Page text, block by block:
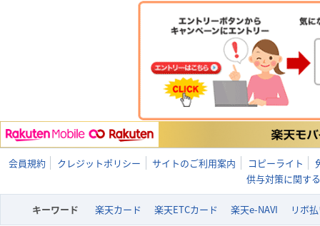
会員規約 クレジットポリシー サイトのご利用案内 コピーライト
供与対策に関す
キーワード 楽天カード 楽天ETCカード 楽天e-NAVI リボ